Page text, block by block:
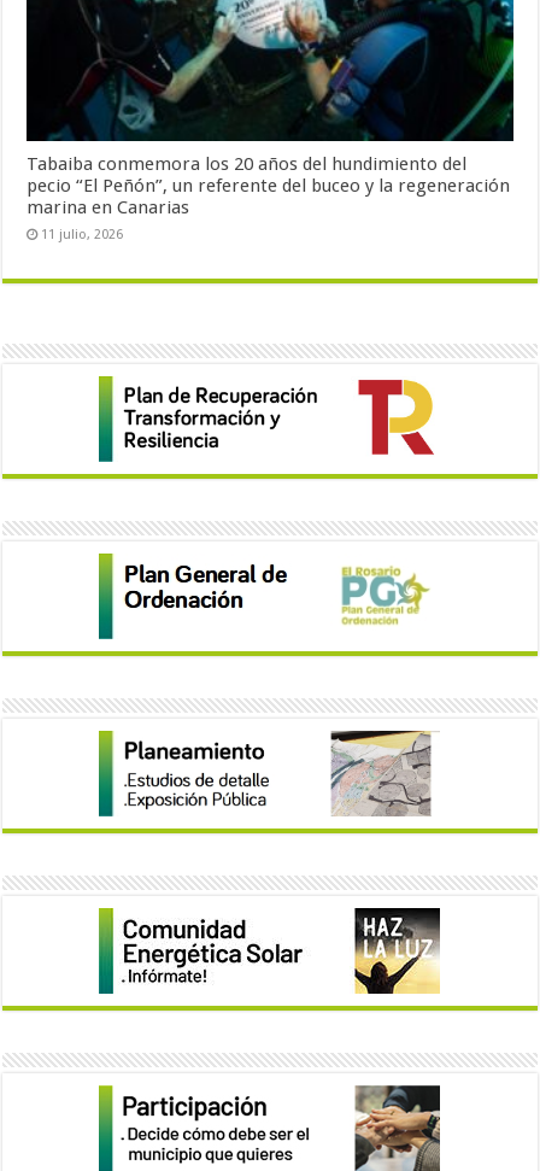
Tabaiba conmemora los 20 años del hundimiento del
pecio “El Peñón”, un referente del buceo y la regeneración
marina en Canarias
11 julio, 2026